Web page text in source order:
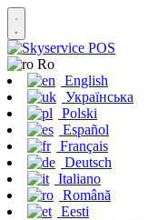
Ro
English
Українська
Polski
Español
Français
Deutsch
Italiano
Română
Eesti